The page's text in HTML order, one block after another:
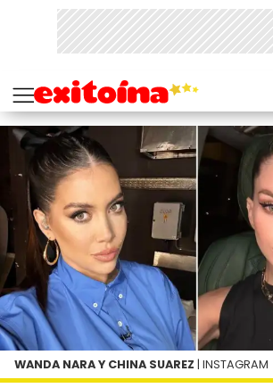
WANDA NARA Y CHINA SUAREZ | INSTAGRAM